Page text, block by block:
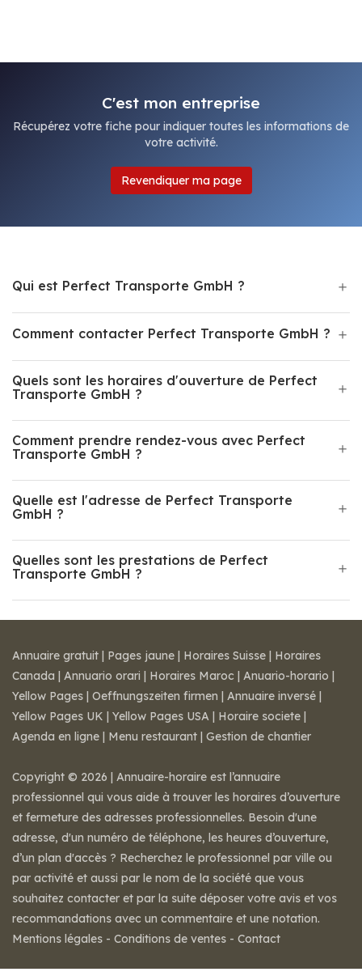
C'est mon entreprise
Récupérez votre fiche pour indiquer toutes les informations de
votre activité.
Revendiquer ma page
Qui est Perfect Transporte GmbH ?
Comment contacter Perfect Transporte GmbH ?
Quels sont les horaires d'ouverture de Perfect
Transporte GmbH ?
Comment prendre rendez-vous avec Perfect
Transporte GmbH ?
Quelle est l'adresse de Perfect Transporte
GmbH ?
Quelles sont les prestations de Perfect
Transporte GmbH ?
Annuaire gratuit | Pages jaune | Horaires Suisse | Horaires
Canada | Annuario orari | Horaires Maroc | Anuario-horario |
Yellow Pages | Oeffnungszeiten firmen | Annuaire inversé |
Yellow Pages UK | Yellow Pages USA | Horaire societe |
Agenda en ligne | Menu restaurant | Gestion de chantier
Copyright © 2026 | Annuaire-horaire est l’annuaire
professionnel qui vous aide à trouver les horaires d’ouverture
et fermeture des adresses professionnelles. Besoin d'une
adresse, d'un numéro de téléphone, les heures d’ouverture,
d’un plan d'accès ? Recherchez le professionnel par ville ou
par activité et aussi par le nom de la société que vous
souhaitez contacter et par la suite déposer votre avis et vos
recommandations avec un commentaire et une notation.
Mentions légales - Conditions de ventes - Contact